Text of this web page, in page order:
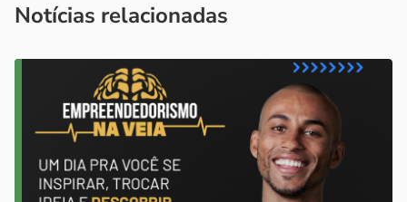
Notícias relacionadas